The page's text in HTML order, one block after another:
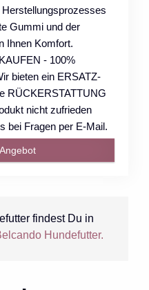
Gummi und der
Ihnen Komfort.
- 100%
bieten ein ERSATZ-
RÜCKERSTATTUNG
nicht zufrieden
bei Fragen per E-Mail.
findest Du in
Hundefutter.